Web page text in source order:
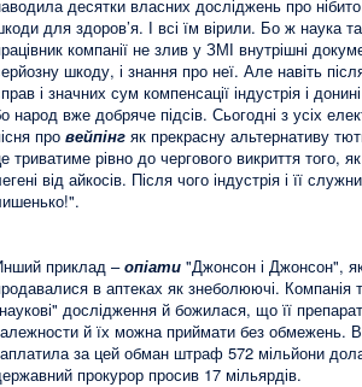
десятки власних досліджень про нібито
для здоров’я. І всі їм вірили. Бо ж наука
компанії не злив у ЗМІ внутрішні
шкоду, і знання про неї. Але навіть
і значних сум компенсації індустрія і
народ вже добряче підсів. Сьогодні з усіх
про вейпінг як прекрасну альтернативу
триватиме рівно до чергового викриття того,
від айкосів. Після чого індустрія і її
приклад –опіати "Джонсон і Джонсон",
в аптеках як знеболюючі. Компанія
дослідження й божилася, що її
й їх можна приймати без обмежень. В
за цей обман штраф 572 мільйони
прокурор просив 17 мільярдів.